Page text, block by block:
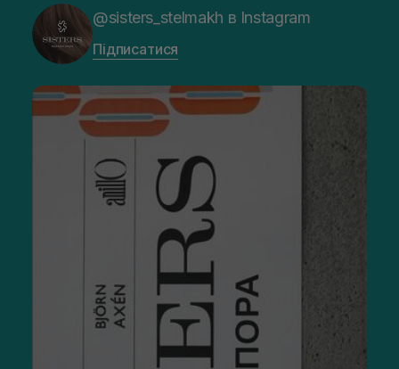
@sisters_stelmakh в Instagram
Підписатися